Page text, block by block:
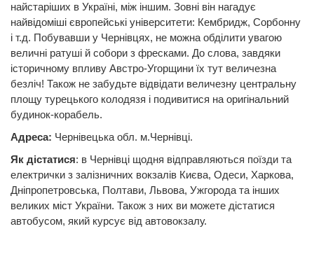
найстаріших в Україні, між іншим. Зовні він нагадує
найвідоміші європейські університети: Кембридж, Сорбонну
і т.д. Побувавши у Чернівцях, не можна обділити увагою
величні ратуші й собори з фресками. До слова, завдяки
історичному впливу Австро-Угорщини їх тут величезна
безліч! Також не забудьте відвідати величезну центральну
площу турецького колодязя і подивитися на оригінальний
будинок-корабель.
Адреса: Чернівецька обл. м.Чернівці.
Як дістатися: в Чернівці щодня відправляються поїзди та
електрички з залізничних вокзалів Києва, Одеси, Харкова,
Дніпропетровська, Полтави, Львова, Ужгорода та інших
великих міст України. Також з них ви можете дістатися
автобусом, який курсує від автовокзалу.